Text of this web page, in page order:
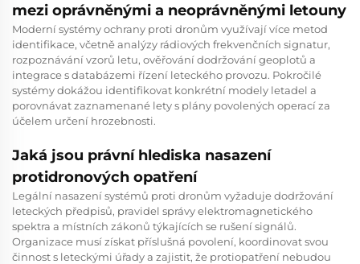
mezi oprávněnými a neoprávněnými letouny
Moderní systémy ochrany proti dronům využívají více metod
identifikace, včetně analýzy rádiových frekvenčních signatur,
rozpoznávání vzorů letu, ověřování dodržování geoplotů a
integrace s databázemi řízení leteckého provozu. Pokročilé
systémy dokážou identifikovat konkrétní modely letadel a
porovnávat zaznamenané lety s plány povolených operací za
účelem určení hrozebnosti.
Jaká jsou právní hlediska nasazení
protidronových opatření
Legální nasazení systémů proti dronům vyžaduje dodržování
leteckých předpisů, pravidel správy elektromagnetického
spektra a místních zákonů týkajících se rušení signálů.
Organizace musí získat příslušná povolení, koordinovat svou
činnost s leteckými úřady a zajistit, že protiopatření nebudou